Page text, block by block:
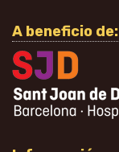
A beneficio de: